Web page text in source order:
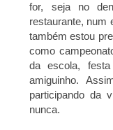
for, seja no
restaurante, num
também estou
como
da escola,
amiguinho.
participando da
nunca.